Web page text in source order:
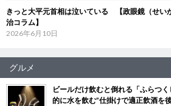
きっと大平元首相は泣いている 【政眼鏡（せい
治コラム】
2026年6月10日
グルメ
ビールだけ飲むと倒れる「ふらつ
的に水を飲む”仕掛けで適正飲酒を